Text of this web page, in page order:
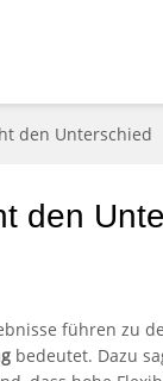
den Unterschied
den
führen zu
bedeutet. Dazu